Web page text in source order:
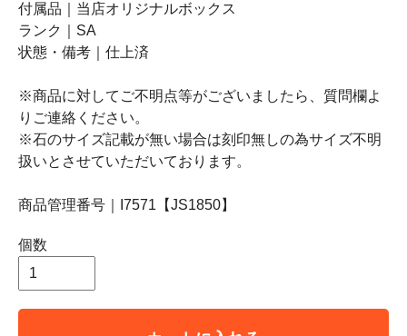
付属品｜当店オリジナルボックス
ランク｜SA
状態・備考｜仕上済
※商品に対してご不明点等がございましたら、質問欄よ
りご連絡ください。
※石のサイズ記載が無い場合は刻印無しの為サイズ不明
扱いとさせていただいております。
商品管理番号｜I7571【JS1850】
個数